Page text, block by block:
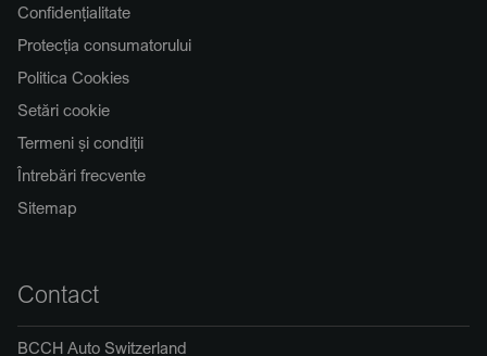
Confidențialitate
Protecția consumatorului
Politica Cookies
Setări cookie
Termeni și condiții
Întrebări frecvente
Sitemap
Contact
BCCH Auto Switzerland